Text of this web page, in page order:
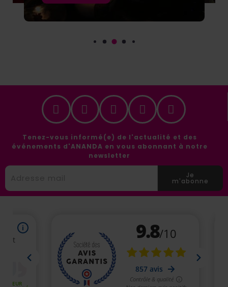
Tenez-vous informé(e) de l'actualité et des
événements d'ANANDA en vous abonnant à notre
newsletter
Je
m'abonne